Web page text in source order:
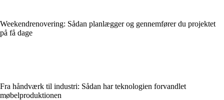
Weekendrenovering: Sådan planlægger og gennemfører du projektet
på få dage
Fra håndværk til industri: Sådan har teknologien forvandlet
møbelproduktionen